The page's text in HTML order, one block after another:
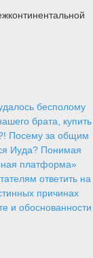
бесполому
брата, купить
Посему за общим
Иуда? Понимая
платформа»
ответить на
причинах
и обоснованности